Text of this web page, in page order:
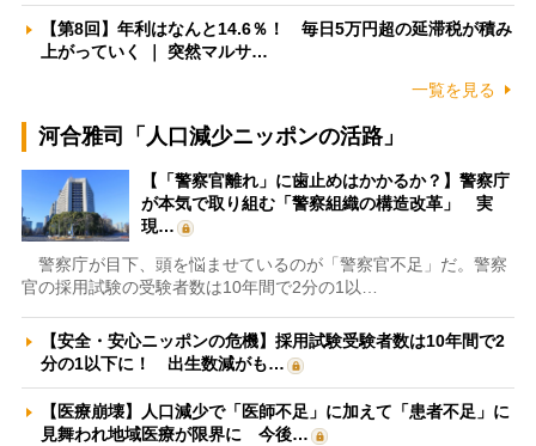
【第8回】年利はなんと14.6％！ 毎日5万円超の延滞税が積み
上がっていく ｜ 突然マルサ…
一覧を見る
河合雅司「人口減少ニッポンの活路」
【「警察官離れ」に歯止めはかかるか？】警察庁
が本気で取り組む「警察組織の構造改革」 実
現…
警察庁が目下、頭を悩ませているのが「警察官不足」だ。警察
官の採用試験の受験者数は10年間で2分の1以…
【安全・安心ニッポンの危機】採用試験受験者数は10年間で2
分の1以下に！ 出生数減がも…
【医療崩壊】人口減少で「医師不足」に加えて「患者不足」に
見舞われ地域医療が限界に 今後…